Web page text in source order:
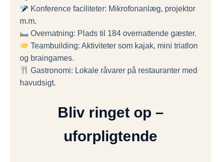
Konference faciliteter: Mikrofonanlæg, projektor
m.m.
Overnatning: Plads til 184 overnattende gæster.
Teambuilding: Aktiviteter som kajak, mini triatlon
og braingames.
Gastronomi: Lokale råvarer på restauranter med
havudsigt.
Bliv ringet op –
uforpligtende